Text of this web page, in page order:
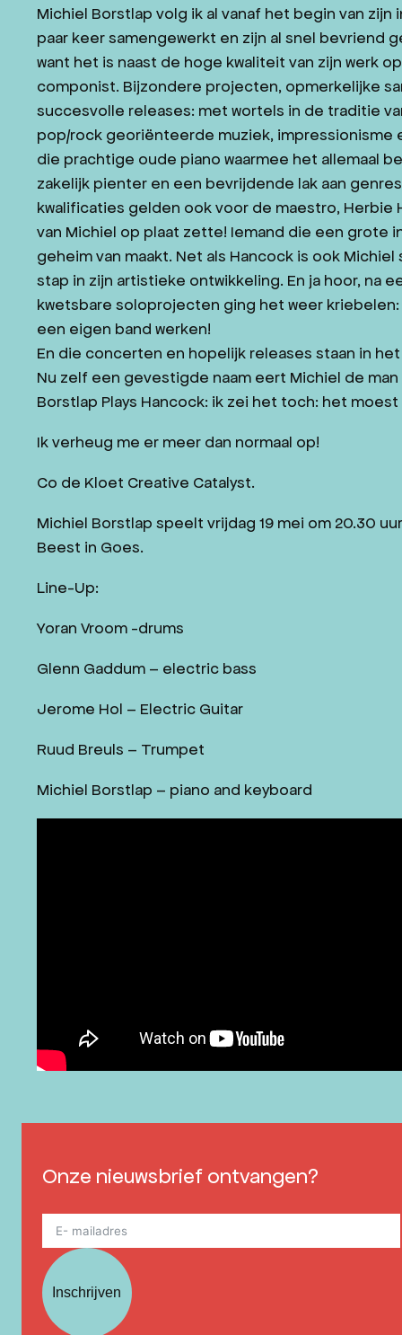
Michiel Borstlap volg ik al vanaf het begin van
paar keer samengewerkt en zijn al snel bevriend
want het is naast de hoge kwaliteit van zijn werk
componist. Bijzondere projecten, opmerkelijke
succesvolle releases: met wortels in de traditie
pop/rock georiënteerde muziek,
die prachtige oude piano waarmee het allemaal
zakelijk pienter en een bevrijdende lak aan
kwalificaties gelden ook voor de maestro, Herbie
van Michiel op plaat zette! Iemand die een
geheim van maakt. Net als Hancock is ook
stap in zijn artistieke ontwikkeling. En ja hoor, na
kwetsbare soloprojecten ging het weer
een eigen band werken!
En die concerten en hopelijk releases staan in
Nu zelf een gevestigde naam eert Michiel de
Borstlap Plays Hancock: ik zei het toch: het
Ik verheug me er meer dan normaal op!
Co de Kloet Creative Catalyst.
Michiel Borstlap speelt vrijdag 19 mei om 20.30
Beest in Goes.
Line-Up:
Yoran Vroom -drums
Glenn Gaddum – electric bass
Jerome Hol – Electric Guitar
Ruud Breuls – Trumpet
Michiel Borstlap – piano and keyboard
Onze nieuwsbrief ontvangen?
Inschrijven